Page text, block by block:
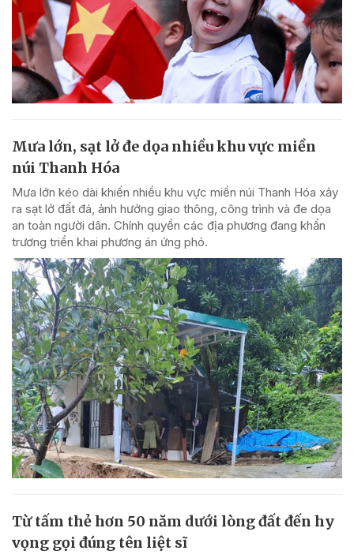
Mưa lớn, sạt lở đe dọa nhiều khu vực miền
núi Thanh Hóa
Mưa lớn kéo dài khiến nhiều khu vực miền núi Thanh Hóa xảy
ra sạt lở đất đá, ảnh hưởng giao thông, công trình và đe dọa
an toàn người dân. Chính quyền các địa phương đang khẩn
trương triển khai phương án ứng phó.
Từ tấm thẻ hơn 50 năm dưới lòng đất đến hy
vọng gọi đúng tên liệt sĩ